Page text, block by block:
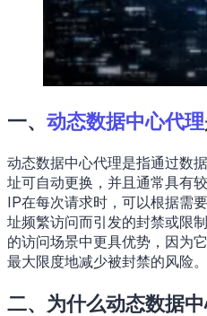
一、 动态数据中心代理
动态数据中心代理是指通过数
址可自动更换，并且通常具有
IP在每次请求时，可以根据需
址频繁访问而引发的封禁或限
的访问场景中更具优势，因为
最大限度地减少被封禁的风险。
二、为什么动态数据